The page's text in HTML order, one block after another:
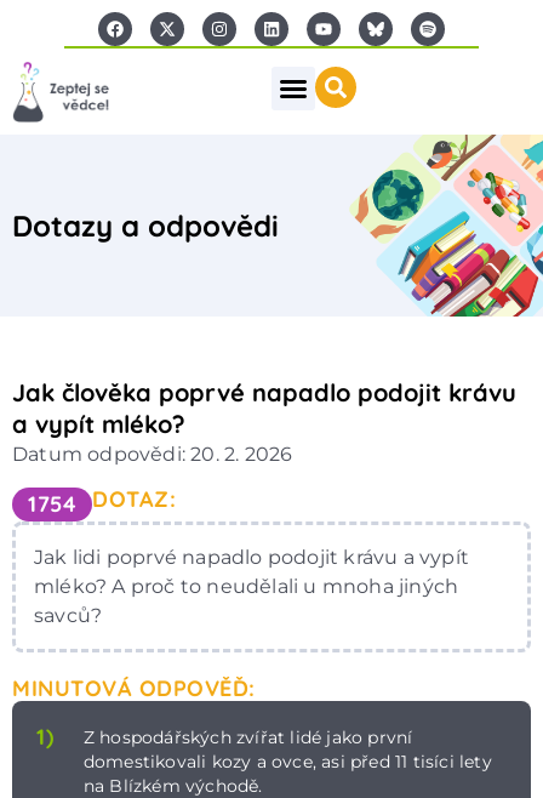
Dotazy a odpovědi
Jak člověka poprvé napadlo podojit krávu
a vypít mléko?
Datum odpovědi: 20. 2. 2026
1754 DOTAZ:
Jak lidi poprvé napadlo podojit krávu a vypít
mléko? A proč to neudělali u mnoha jiných
savců?
MINUTOVÁ ODPOVĚĎ:
1)
Z hospodářských zvířat lidé jako první
domestikovali kozy a ovce, asi před 11 tisíci lety
na Blízkém východě.